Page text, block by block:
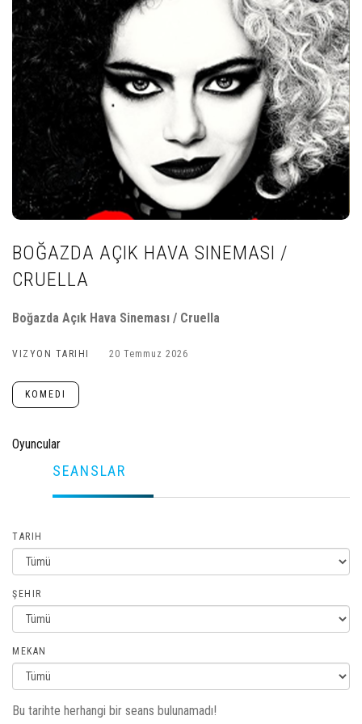
BOĞAZDA AÇIK HAVA SINEMASI /
CRUELLA
Boğazda Açık Hava Sineması / Cruella
VIZYON TARIHI 20 Temmuz 2026
KOMEDI
Oyuncular
SEANSLAR
TARIH
ŞEHIR
MEKAN
Bu tarihte herhangi bir seans bulunamadı!